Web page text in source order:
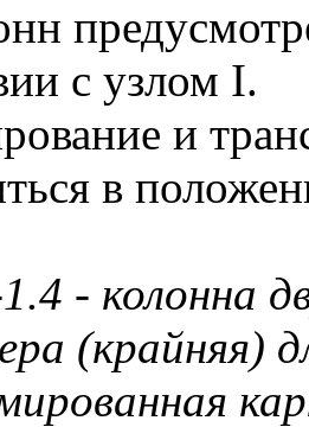
с узлом I.
и
в
- колонна
(крайняя)